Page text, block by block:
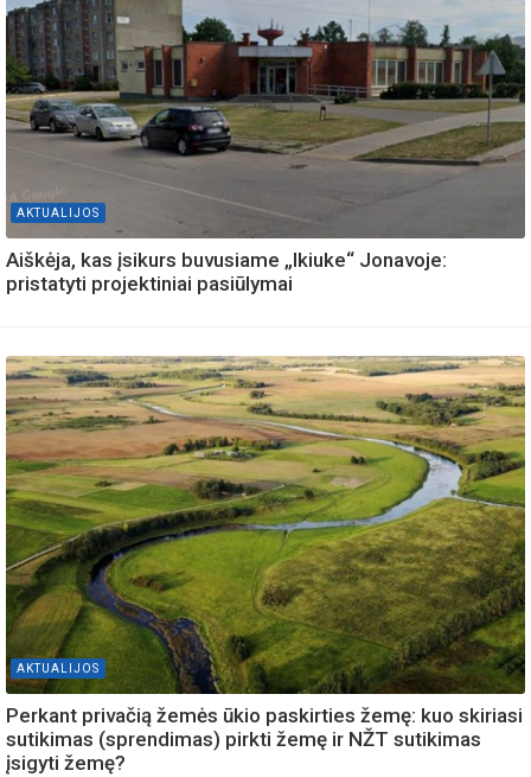
AKTUALIJOS
Aiškėja, kas įsikurs buvusiame „Ikiuke“ Jonavoje:
pristatyti projektiniai pasiūlymai
AKTUALIJOS
Perkant privačią žemės ūkio paskirties žemę: kuo skiriasi
sutikimas (sprendimas) pirkti žemę ir NŽT sutikimas
įsigyti žemę?